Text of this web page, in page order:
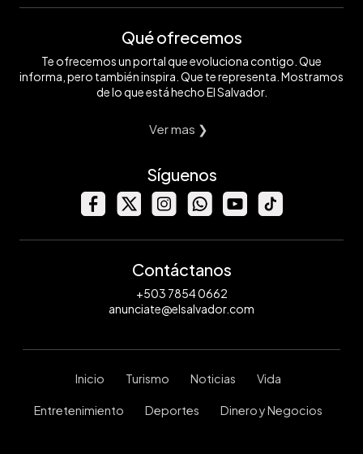
Qué ofrecemos
Te ofrecemos un portal que evoluciona contigo. Que
informa, pero también inspira. Que te representa. Mostramos
de lo que está hecho El Salvador.
Ver mas ❯
Síguenos
Contáctanos
+503 7854 0662
anunciate@elsalvador.com
Inicio Turismo Noticias Vida
Entretenimiento Deportes Dinero y Negocios